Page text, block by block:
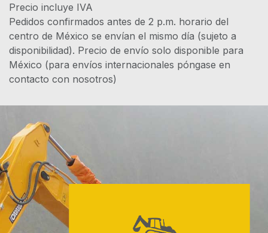
Precio incluye IVA
Pedidos confirmados antes de 2 p.m. horario del
centro de México se envían el mismo día (sujeto a
disponibilidad). Precio de envío solo disponible para
México (para envíos internacionales póngase en
contacto con nosotros)